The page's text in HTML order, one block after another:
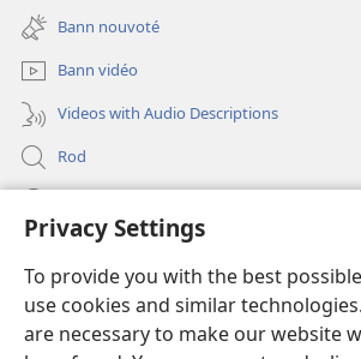
Privacy Settings
To provide you with the best
use cookies and similar
are necessary to make our website
new
window)
Bann nouvoté
Bann vidéo
Videos with Audio Descriptions
Rod
(opens
window)Bibliotèk an lign
(opens